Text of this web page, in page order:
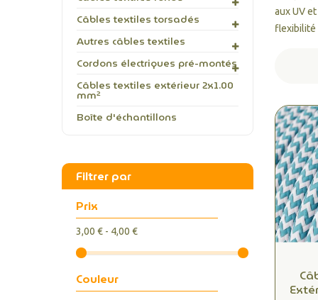
Câbles textiles torsadés
Autres câbles textiles
Cordons électriques pré-montés
Câbles textiles extérieur 2x1.00
mm²
Boîte d'échantillons
Filtrer par
Prix
3,00 € - 4,00 €
Couleur
aux UV
flexibilité